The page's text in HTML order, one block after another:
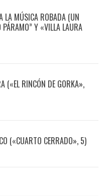
LA MÚSICA ROBADA (UN
PÁRAMO” Y «VILLA LAURA
(«EL RINCÓN DE GORKA»,
(«CUARTO CERRADO», 5)